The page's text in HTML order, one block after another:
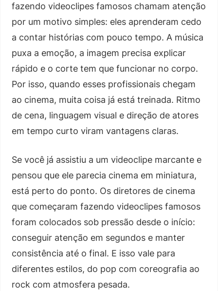
fazendo videoclipes famosos chamam atenção
por um motivo simples: eles aprenderam cedo
a contar histórias com pouco tempo. A música
puxa a emoção, a imagem precisa explicar
rápido e o corte tem que funcionar no corpo.
Por isso, quando esses profissionais chegam
ao cinema, muita coisa já está treinada. Ritmo
de cena, linguagem visual e direção de atores
em tempo curto viram vantagens claras.
Se você já assistiu a um videoclipe marcante e
pensou que ele parecia cinema em miniatura,
está perto do ponto. Os diretores de cinema
que começaram fazendo videoclipes famosos
foram colocados sob pressão desde o início:
conseguir atenção em segundos e manter
consistência até o final. E isso vale para
diferentes estilos, do pop com coreografia ao
rock com atmosfera pesada.